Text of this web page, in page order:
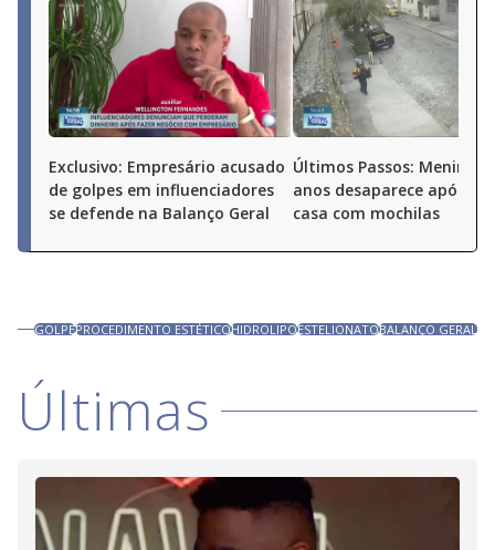
Exclusivo: Empresário acusado
de golpes em influenciadores
se defende na Balanço Geral
Últimos Passos: Menina
anos desaparece após
casa com mochilas
GOLPEPROCEDIMENTO ESTÉTICOHIDROLIPOESTELIONATOBALANÇO GERAL
Últimas